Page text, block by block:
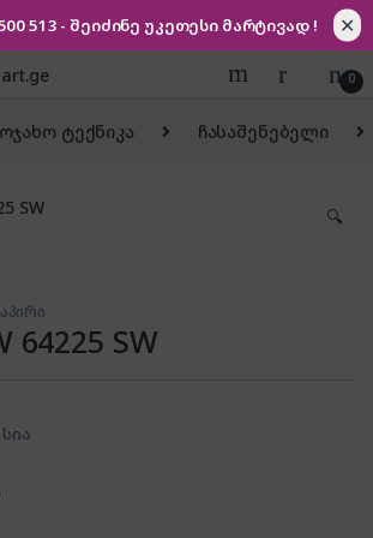
513 - შეიძინე უკეთესი მარტივად ! ✕
0
ტექნიკა ჩასაშენებელი
🔍
64225 SW